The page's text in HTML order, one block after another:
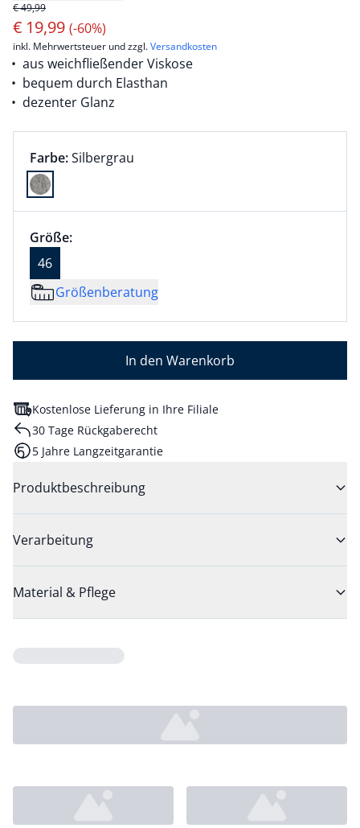
€ 49,99
€ 19,99 (-60%)
inkl. Mehrwertsteuer und zzgl.Versandkosten
aus weichfließender Viskose
bequem durch Elasthan
dezenter Glanz
Farbauswahl:
Farbe:aktuell ausgewählt:
Silbergrau
Farbe Silbergrau ausgewählt
Größenauswahl:
Größe:
Größe 46 ausgewählt
46
Größenberatung
In den Warenkorb
Kostenlose Lieferung in Ihre Filiale
30 Tage Rückgaberecht
5 Jahre Langzeitgarantie
Produktbeschreibung
Verarbeitung
Material & Pflege